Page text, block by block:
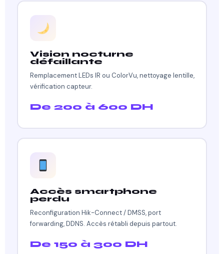
Vision nocturne
défaillante
Remplacement LEDs IR ou ColorVu, nettoyage lentille,
vérification capteur.
De 200 à 600 DH
Accès smartphone
perdu
Reconfiguration Hik-Connect / DMSS, port
forwarding, DDNS. Accès rétabli depuis partout.
De 150 à 300 DH